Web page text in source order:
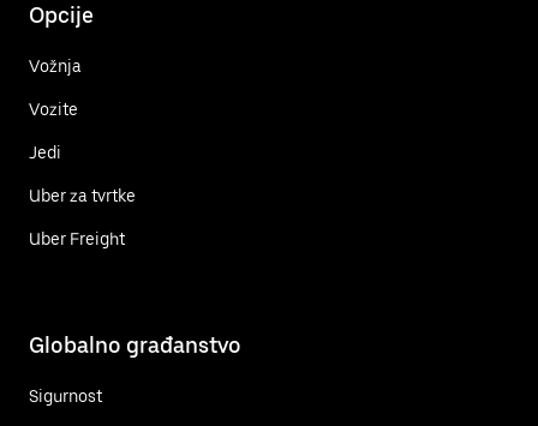
Opcije
Vožnja
Vozite
Jedi
Uber za tvrtke
Uber Freight
Globalno građanstvo
Sigurnost